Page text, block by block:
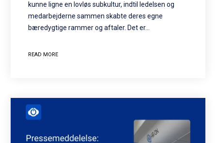
kunne ligne en lovløs subkultur, indtil ledelsen og
medarbejderne sammen skabte deres egne
bæredygtige rammer og aftaler. Det er…
READ MORE